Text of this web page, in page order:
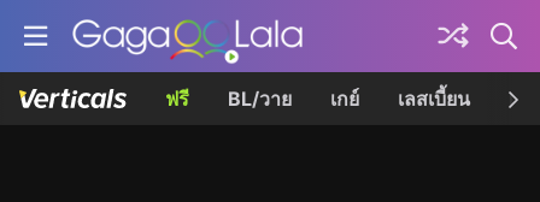
ฟรี BL/วาย เกย์ เลสเบี้ยน เค